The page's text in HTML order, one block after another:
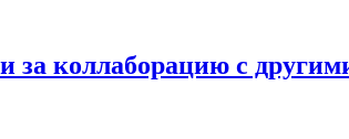
за коллаборацию с